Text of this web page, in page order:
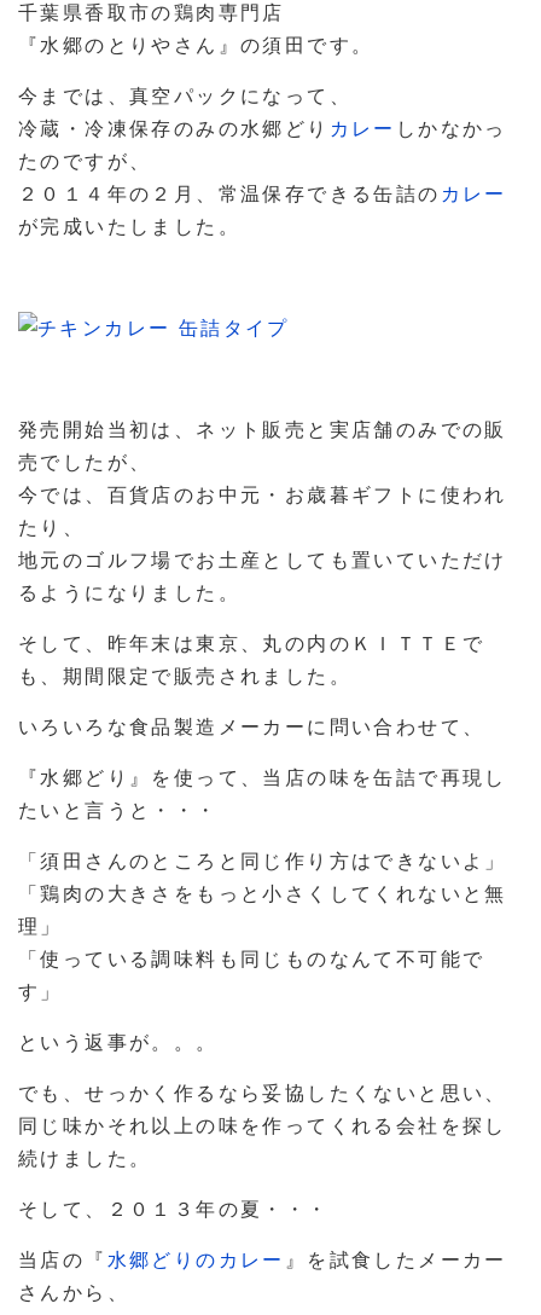
千葉県香取市の鶏肉専門店
『水郷のとりやさん』の須田です。
今までは、真空パックになって、
冷蔵・冷凍保存のみの水郷どり カレー しかなかっ
たのですが、
２０１４年の２月、常温保存できる缶詰の カレー
が完成いたしました。
発売開始当初は、ネット販売と実店舗のみでの販
売でしたが、
今では、百貨店のお中元・お歳暮ギフトに使われ
たり、
地元のゴルフ場でお土産としても置いていただけ
るようになりました。
そして、昨年末は東京、丸の内のＫＩＴＴＥで
も、期間限定で販売されました。
いろいろな食品製造メーカーに問い合わせて、
『水郷どり』を使って、当店の味を缶詰で再現し
たいと言うと・・・
「須田さんのところと同じ作り方はできないよ」
「鶏肉の大きさをもっと小さくしてくれないと無
理」
「使っている調味料も同じものなんて不可能で
す」
という返事が。。。
でも、せっかく作るなら妥協したくないと思い、
同じ味かそれ以上の味を作ってくれる会社を探し
続けました。
そして、２０１３年の夏・・・
当店の『 水郷どりのカレー 』を試食したメーカー
さんから、